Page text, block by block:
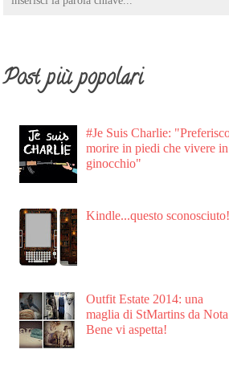
Post più popolari
#Je Suis Charlie:
morire in piedi che vivere in
ginocchio"
Kindle...questo sconosciuto!
Outfit Estate 2014: una
maglia di StMartins da Nota
Bene vi aspetta!